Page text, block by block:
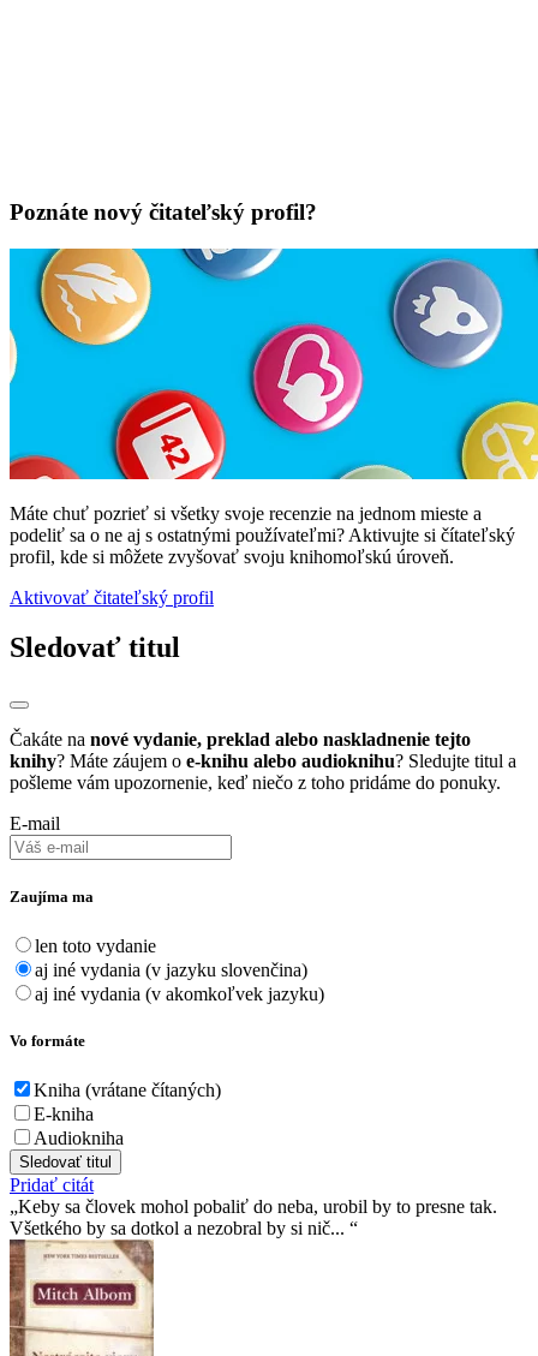
Poznáte nový čitateľský profil?
Máte chuť pozrieť si všetky svoje recenzie na jednom mieste a
podeliť sa o ne aj s ostatnými používateľmi? Aktivujte si čítateľský
profil, kde si môžete zvyšovať svoju knihomoľskú úroveň.
Aktivovať čitateľský profil
Sledovať titul
Čakáte na nové vydanie, preklad alebo naskladnenie tejto
knihy? Máte záujem o e-knihu alebo audioknihu? Sledujte titul a
pošleme vám upozornenie, keď niečo z toho pridáme do ponuky.
E-mail
Zaujíma ma
len toto vydanie
aj iné vydania (v jazyku slovenčina)
aj iné vydania (v akomkoľvek jazyku)
Vo formáte
Kniha (vrátane čítaných)
E-kniha
Audiokniha
Sledovať titul
Pridať citát
Keby sa človek mohol pobaliť do neba, urobil by to presne tak.
Všetkého by sa dotkol a nezobral by si nič...